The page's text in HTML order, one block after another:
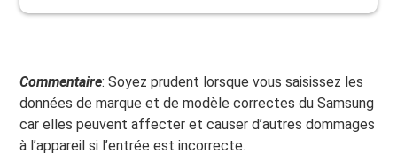
Commentaire: Soyez prudent lorsque vous saisissez les
données de marque et de modèle correctes du Samsung
car elles peuvent affecter et causer d’autres dommages
à l’appareil si l’entrée est incorrecte.